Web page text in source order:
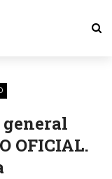
general
OFICIAL.